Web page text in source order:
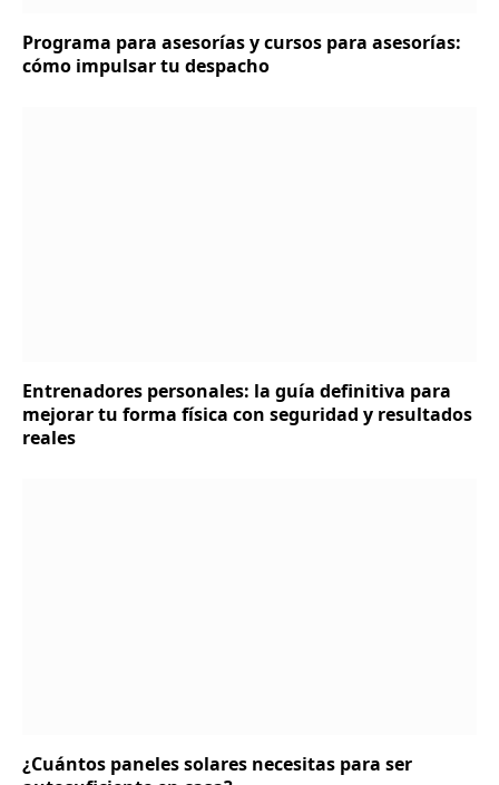
Programa para asesorías y cursos para asesorías:
cómo impulsar tu despacho
Entrenadores personales: la guía definitiva para
mejorar tu forma física con seguridad y resultados
reales
¿Cuántos paneles solares necesitas para ser